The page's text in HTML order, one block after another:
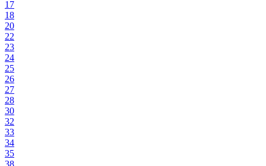
17
18
20
22
23
24
25
26
27
28
30
32
33
34
35
38